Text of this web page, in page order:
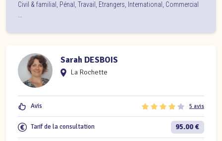
Civil & familial Pénal Travail Etrangers International
Commercial
Sarah DESBOIS
La Rochette
Avis 5 avis
Tarif de la consultation 95.00 €